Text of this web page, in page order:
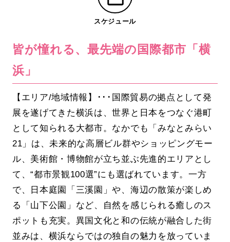
スケジュール
皆が憧れる、最先端の国際都市「横
浜」
【エリア/地域情報】･･･国際貿易の拠点として発
展を遂げてきた横浜は、世界と日本をつなぐ港町
として知られる大都市。なかでも「みなとみらい
21」は、未来的な高層ビル群やショッピングモー
ル、美術館・博物館が立ち並ぶ先進的エリアとし
て、“都市景観100選”にも選ばれています。一方
で、日本庭園「三溪園」や、海辺の散策が楽しめ
る「山下公園」など、自然を感じられる癒しのス
ポットも充実。異国文化と和の伝統が融合した街
並みは、横浜ならではの独自の魅力を放っていま